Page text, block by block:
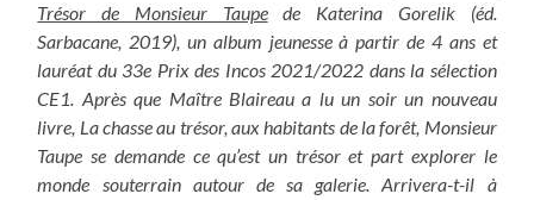
Trésor de Monsieur Taupede Katerina Gorelik (éd.
Sarbacane, 2019), un album jeunesse à partir de 4 ans et
lauréat du 33e Prix des Incos 2021/2022 dans la sélection
CE1. Après que Maître Blaireau a lu un soir un nouveau
livre, La chasse au trésor, aux habitants de la forêt, Monsieur
Taupe se demande ce qu’est un trésor et part explorer le
monde souterrain autour de sa galerie. Arrivera-t-il à